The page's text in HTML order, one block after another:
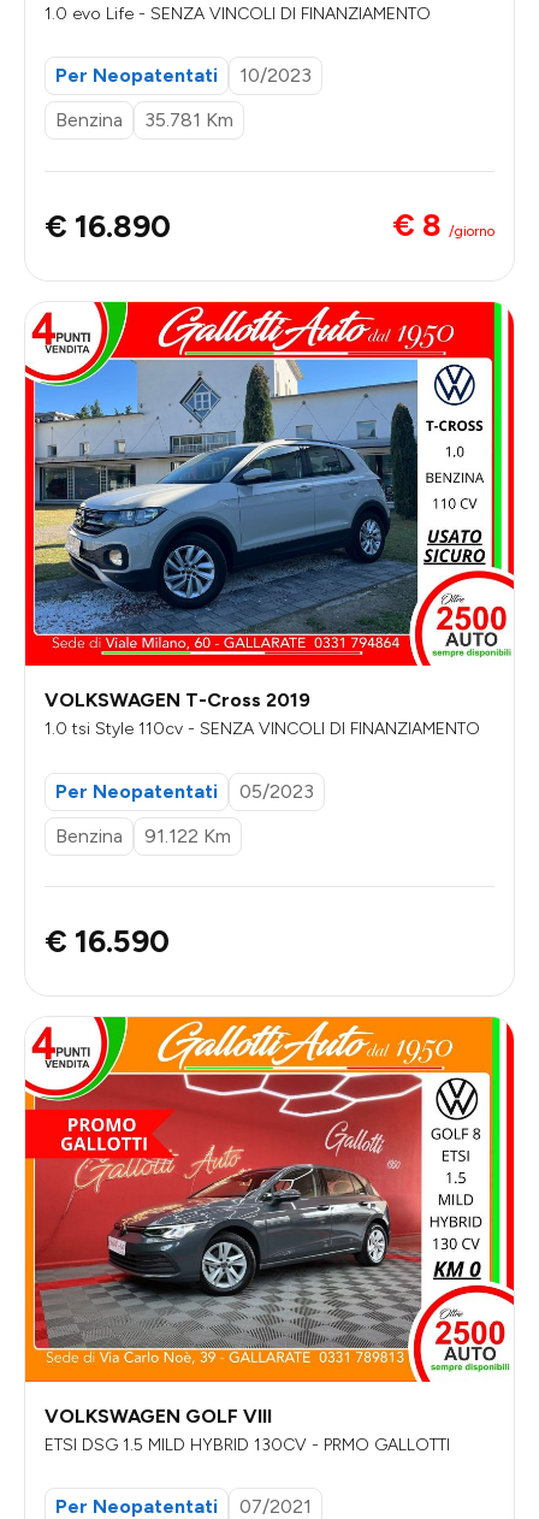
1.0 evo Life - SENZA VINCOLI DI FINANZIAMENTO
Per Neopatentati
10/2023
Benzina
35.781 Km
€ 16.890 € 8 /giorno
VOLKSWAGEN T-Cross 2019
1.0 tsi Style 110cv - SENZA VINCOLI DI FINANZIAMENTO
Per Neopatentati
05/2023
Benzina
91.122 Km
€ 16.590
VOLKSWAGEN GOLF VIII
ETSI DSG 1.5 MILD HYBRID 130CV - PRMO GALLOTTI
Per Neopatentati 07/2021